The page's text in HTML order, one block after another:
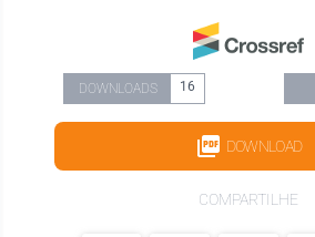
DOWNLOADS 16
DOWNLOAD
COMPARTILHE